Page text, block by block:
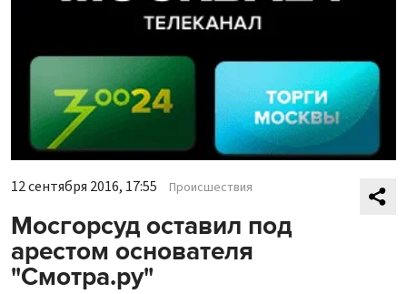
12 сентября 2016, 17:55 Происшествия
Мосгорсуд оставил под
арестом основателя
"Смотра.ру"